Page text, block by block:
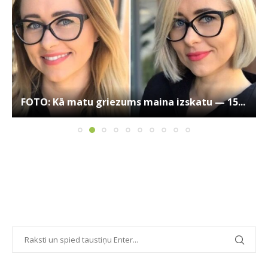
FOTO: Kā matu griezums maina izskatu — 15...